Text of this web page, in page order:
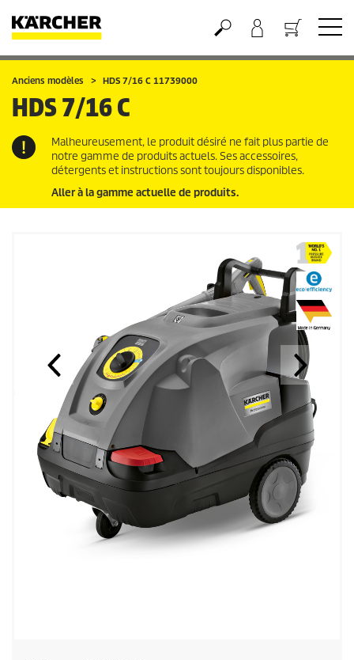
Panier
Anciens modèles HDS 7/16 C 11739000
HDS 7/16 C
Malheureusement, le produit désiré ne fait plus partie de
notre gamme de produits actuels. Ses accessoires,
détergents et instructions sont toujours disponibles.
Aller à la gamme actuelle de produits.